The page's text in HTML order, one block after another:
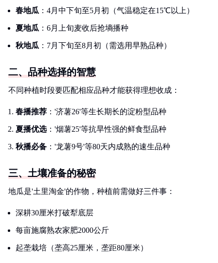
春地瓜 ：4月中下旬至5月初（气温稳定在15℃以上）
夏地瓜 ：6月上旬麦收后抢墒播种
秋地瓜 ：7月下旬至8月初（需选用早熟品种）
二、品种选择的智慧
不同种植时段要匹配相应品种才能获得理想收成：
春播推荐 ：'济薯26'等生长期长的淀粉型品种
夏播优选：'烟薯25'等抗旱性强的鲜食型品种
秋播必备 ：'龙薯9号'等80天内成熟的速生品种
三、土壤准备的秘密
地瓜是'土里淘金'的作物，种植前需做好三件事：
深耕30厘米打破犁底层
每亩施腐熟农家肥2000公斤
起垄栽培（垄高25厘米，垄距80厘米）